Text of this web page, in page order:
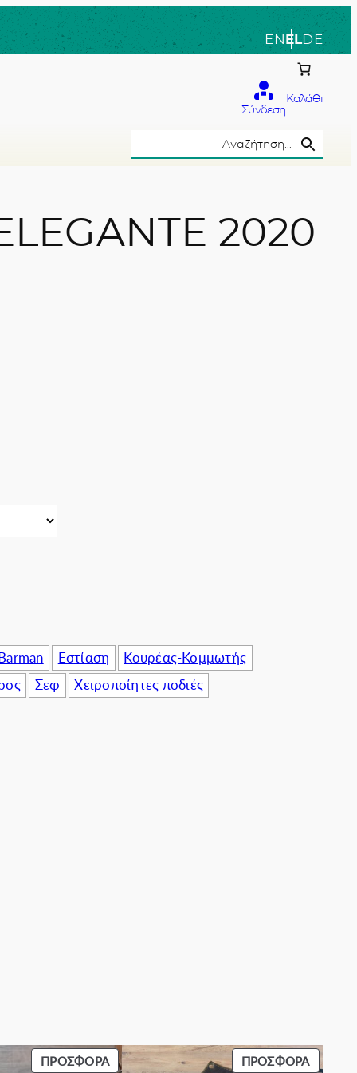
ENELDE
Σύνδεση
Καλάθι
2020
Εστίαση
Κουρέας-Κομμωτής
Σεφ Χειροποίητες ποδιές
ΠΡΟΣΦΟΡΆΠΡΟΪΌΝ
ΠΡΟΣΦΟΡΆΠΡΟΪΌΝ